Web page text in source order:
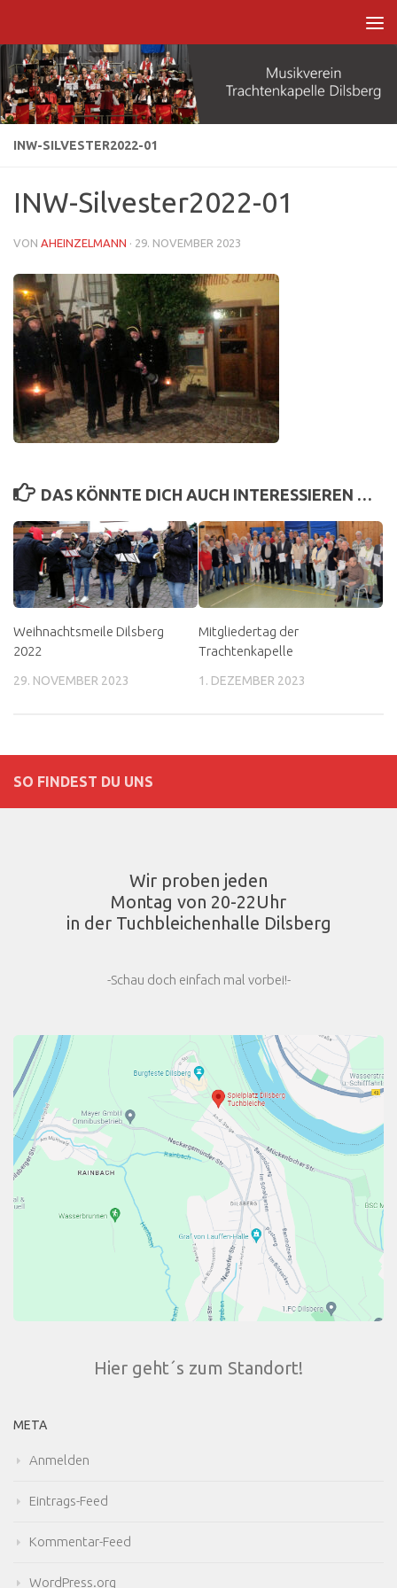
INW-SILVESTER2022-01
INW-Silvester2022-01
VON AHEINZELMANN · 29. NOVEMBER 2023
DAS KÖNNTE DICH AUCH INTERESSIEREN …
Weihnachtsmeile Dilsberg
2022
29. NOVEMBER 2023
Mitgliedertag der
Trachtenkapelle
1. DEZEMBER 2023
SO FINDEST DU UNS
Wir proben jeden
Montag von 20-22Uhr
in der Tuchbleichenhalle Dilsberg
-Schau doch einfach mal vorbei!-
Hier geht´s zum Standort!
META
Anmelden
Eintrags-Feed
Kommentar-Feed
WordPress.org